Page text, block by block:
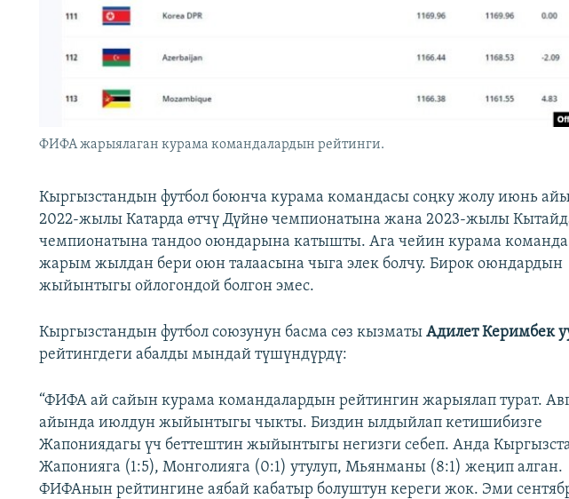
ФИФА жарыялаган курама командалардын рейтинги.
Кыргызстандын футбол боюнча курама командасы соңку жолу июнь
2022-жылы Катарда өтчү Дүйнө чемпионатына жана 2023-жылы
чемпионатына тандоо оюндарына катышты. Ага чейин курама
жарым жылдан бери оюн талаасына чыга элек болчу. Бирок оюндардын
жыйынтыгы ойлогондой болгон эмес.
Кыргызстандын футбол союзунун басма сөз кызматыАдилет Керимбек
рейтингдеги абалды мындай түшүндүрдү:
“ФИФА ай сайын курама командалардын рейтингин жарыялап турат.
айында июлдун жыйынтыгы чыкты. Биздин ылдыйлап кетишибизге
Жапониядагы үч беттештин жыйынтыгы негизги себеп. Анда
Жапонияга (1:5), Монголияга (0:1) утулуп, Мьянманы (8:1) жеңип алган.
ФИФАнын рейтингине аябай кабатыр болуштун кереги жок. Эми